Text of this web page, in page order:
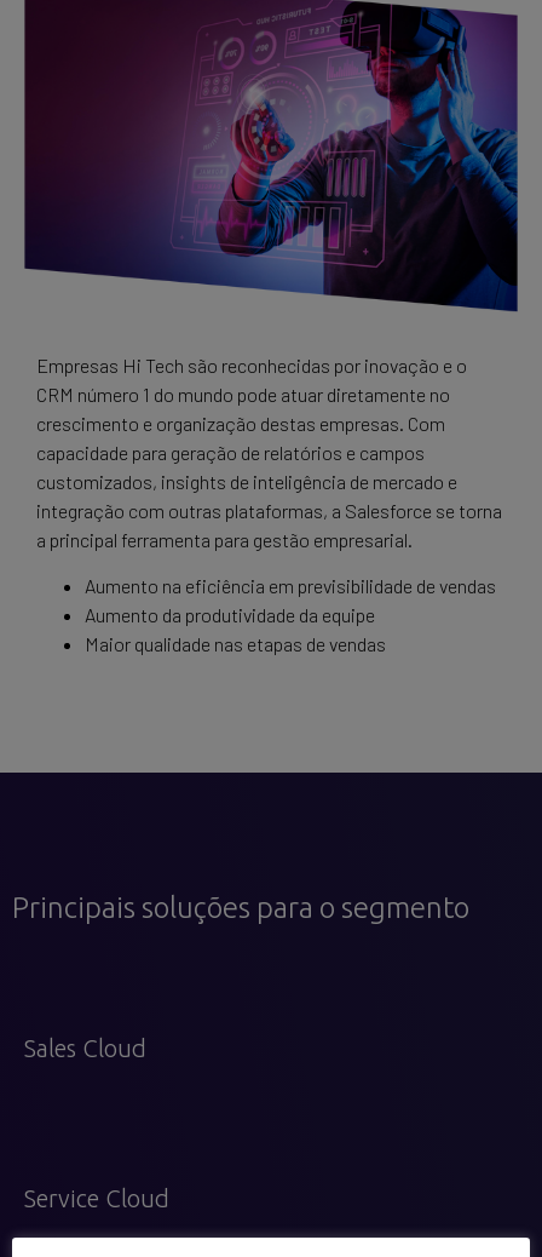
Empresas Hi Tech são reconhecidas por inovação e o
CRM número 1 do mundo pode atuar diretamente no
crescimento e organização destas empresas. Com
capacidade para geração de relatórios e campos
customizados, insights de inteligência de mercado e
integração com outras plataformas, a Salesforce se torna
a principal ferramenta para gestão empresarial.
Aumento na eficiência em previsibilidade de vendas
Aumento da produtividade da equipe
Maior qualidade nas etapas de vendas
Principais soluções para o segmento
Sales Cloud
Service Cloud